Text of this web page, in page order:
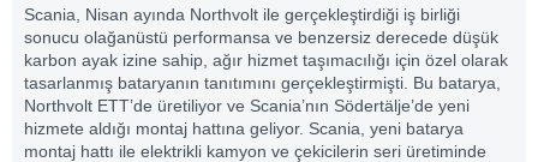
Scania, Nisan ayında Northvolt ile gerçekleştirdiği iş birliği
sonucu olağanüstü performansa ve benzersiz derecede düşük
karbon ayak izine sahip, ağır hizmet taşımacılığı için özel olarak
tasarlanmış bataryanın tanıtımını gerçekleştirmişti. Bu batarya,
Northvolt ETT’de üretiliyor ve Scania’nın Södertälje’de yeni
hizmete aldığı montaj hattına geliyor. Scania, yeni batarya
montaj hattı ile elektrikli kamyon ve çekicilerin seri üretiminde